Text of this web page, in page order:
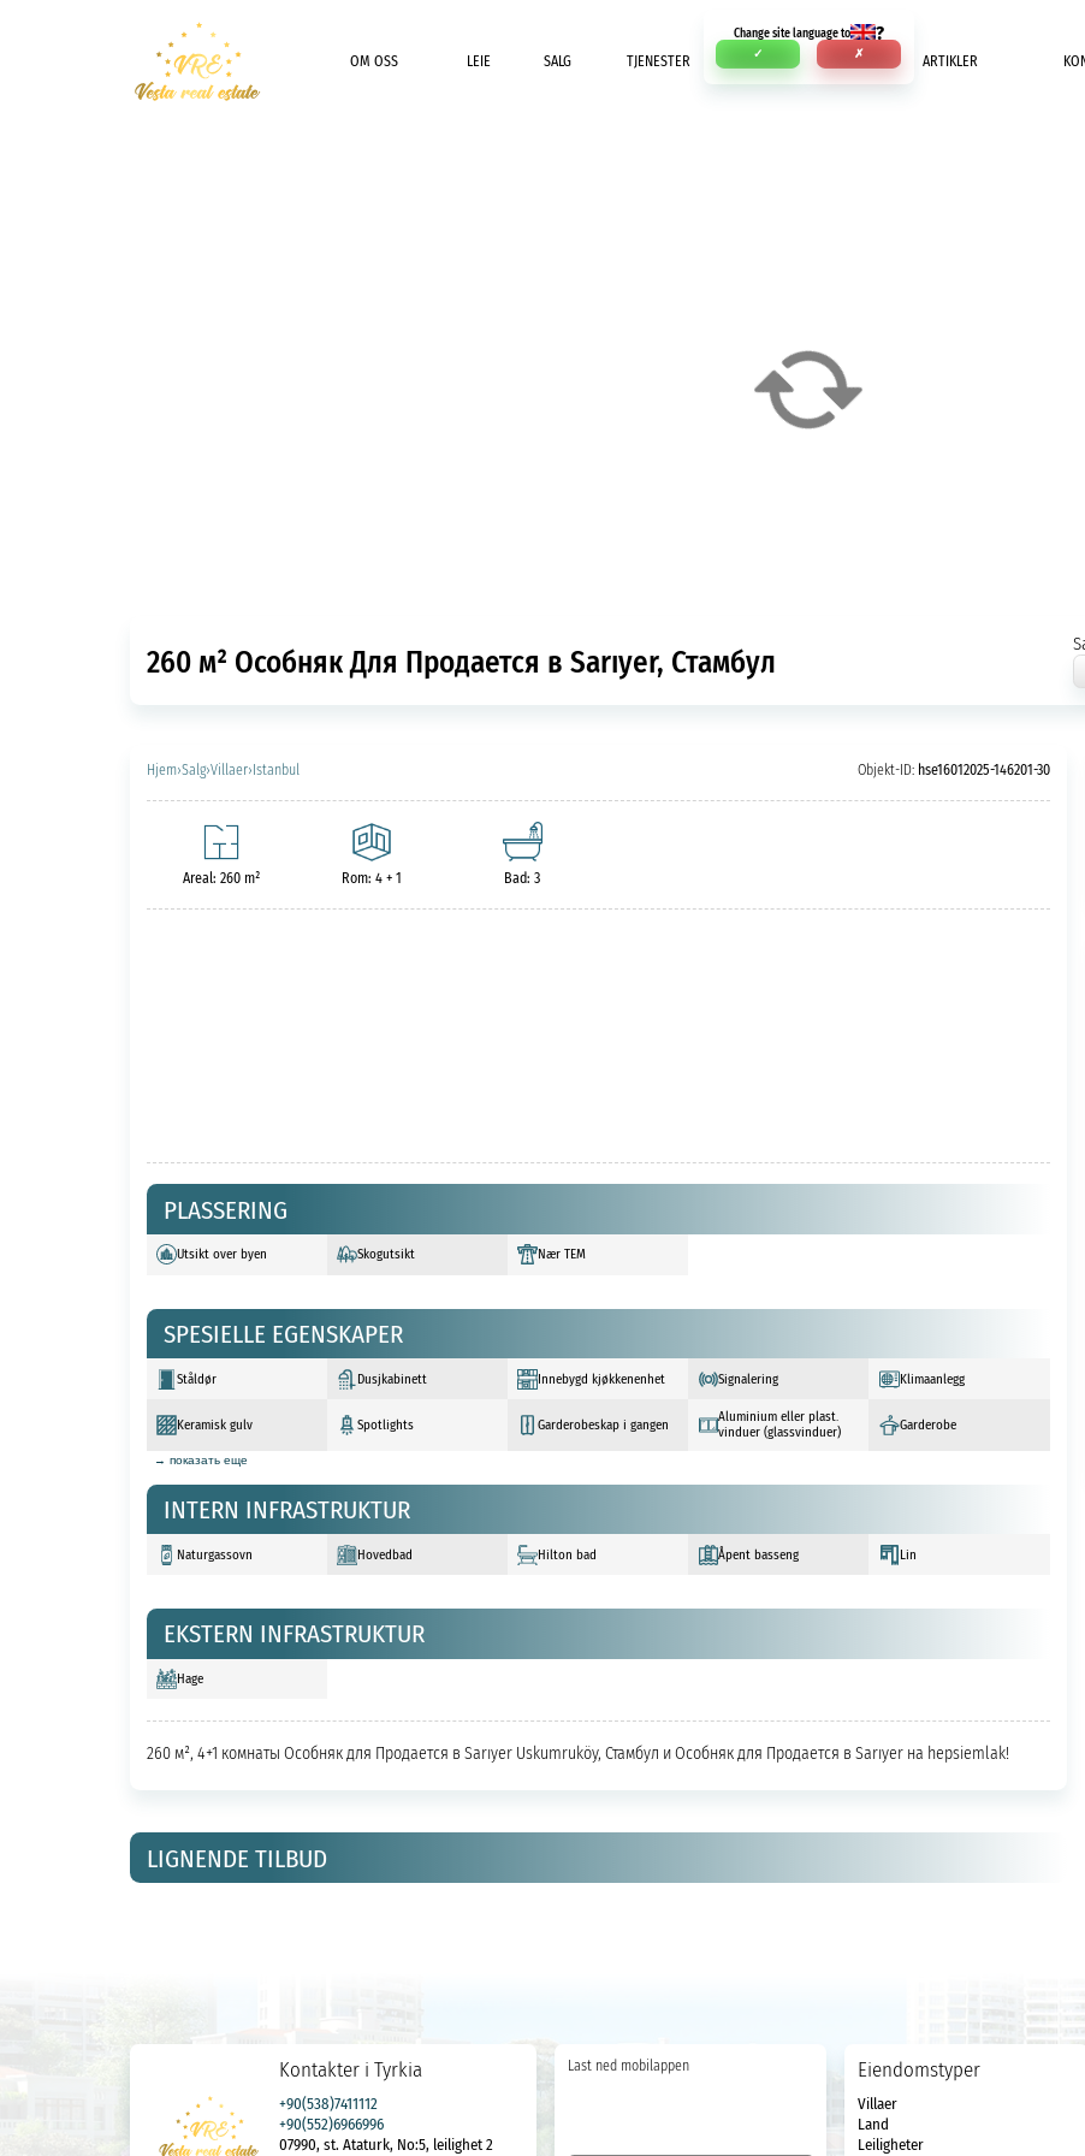
Change site language to ?
✓ ✗
OM OSS LEIE SALG TJENESTER INNBETALING ARTIKLER
260 м² Особняк Для Продается в Sarıyer, Стамбул
Hjem›Salg›Villaer›Istanbul Objekt-ID: hse16012025-146201-30
Areal: 260 m² Rom: 4 + 1 Bad: 3
PLASSERING
Utsikt over byen Skogutsikt Nær TEM
SPESIELLE EGENSKAPER
Ståldør Dusjkabinett Innebygd kjøkkenenhet Signalering Klimaanlegg
Keramisk gulv Spotlights Garderobeskap i gangen
Aluminium eller plast.
vinduer (glassvinduer)
Garderobe
→ показать еще
INTERN INFRASTRUKTUR
Naturgassovn Hovedbad Hilton bad Åpent basseng Lin
EKSTERN INFRASTRUKTUR
Hage
260 м², 4+1 комнаты Особняк для Продается в Sarıyer Uskumruköy, Стамбул и Особняк для Продается в Sarıyer на hepsiemlak!
LIGNENDE TILBUD
Kontakter i Tyrkia
+90(538)7411112
+90(552)6966996
07990, st. Ataturk, No:5, leilighet 2
Last ned mobilappen Eiendomstyper
Villaer
Land
Leiligheter